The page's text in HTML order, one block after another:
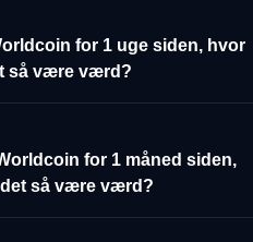
for 1 uge siden, hvor
så være værd?
for 1 måned siden,
det så være værd?